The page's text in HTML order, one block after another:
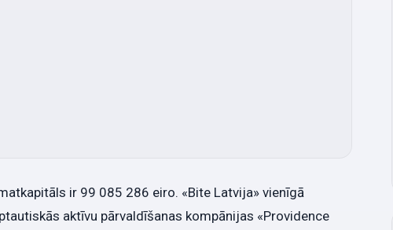
ir 99 085 286 eiro. «Bite Latvija» vienīgā
aktīvu pārvaldīšanas kompānijas «Providence